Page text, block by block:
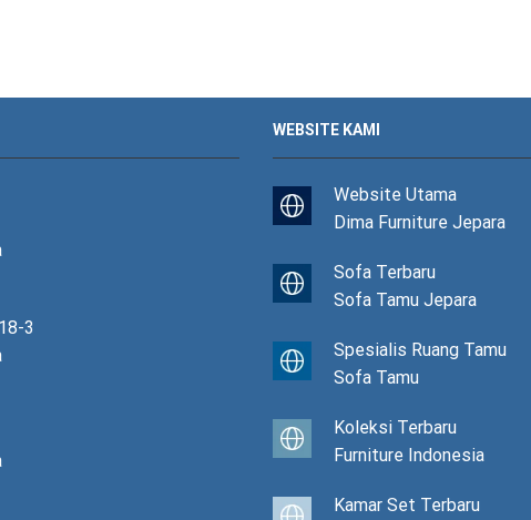
3
WEBSITE KAMI
Website Utama
Dima Furniture Jepara
Sofa Terbaru
Sofa Tamu Jepara
Spesialis Ruang Tamu
Sofa Tamu
Koleksi Terbaru
Furniture Indonesia
Kamar Set Terbaru